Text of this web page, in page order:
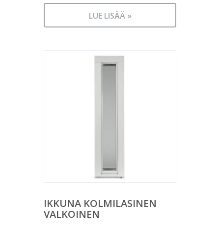
LUE LISÄÄ »
IKKUNA KOLMILASINEN
VALKOINEN